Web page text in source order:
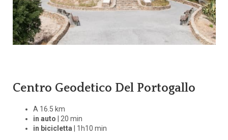
Centro Geodetico Del Portogallo
A 16.5 km
in auto | 20 min
in bicicletta | 1h10 min